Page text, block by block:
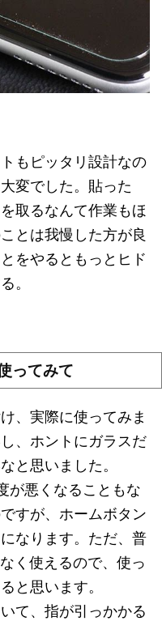
もピッタリ設計なの
変でした。貼った
取るなんて作業もほ
とは我慢した方が良
をやるともっとヒド
。
ってみて
、実際に使ってみま
、ホントにガラスだ
と思いました。
が悪くなることもな
すが、ホームボタン
なります。ただ、普
く使えるので、使っ
と思います。
て、指が引っかかる